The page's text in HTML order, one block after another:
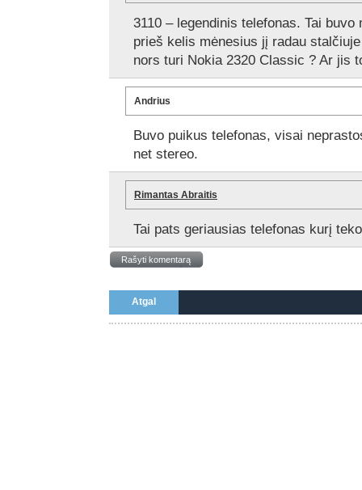
3110 – legendinis telefonas. Tai
prieš kelis mėnesius jį radau
nors turi Nokia 2320 Classic ? Ar jis
Andrius
Buvo puikus telefonas, visai
net stereo.
Rimantas Abraitis
Tai pats geriausias telefonas kurį
Rašyti komentarą
Atgal